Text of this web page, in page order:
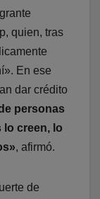
quien, tras
En ese
dar crédito
personas
lo creen, lo
, afirmó.
de